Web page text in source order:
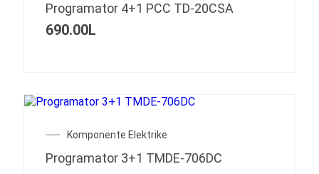
Programator 4+1 PCC TD-20CSA
690.00L
Komponente Elektrike
Programator 3+1 TMDE-706DC